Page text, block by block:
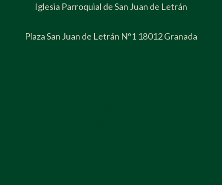
Iglesia Parroquial de San Juan de Letrán
Plaza San Juan de Letrán Nº1 18012 Granada